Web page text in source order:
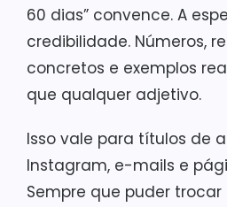
60 dias” convence. A
credibilidade. Números,
concretos e exemplos
que qualquer adjetivo.
Isso vale para títulos de
Instagram, e-mails e
Sempre que puder